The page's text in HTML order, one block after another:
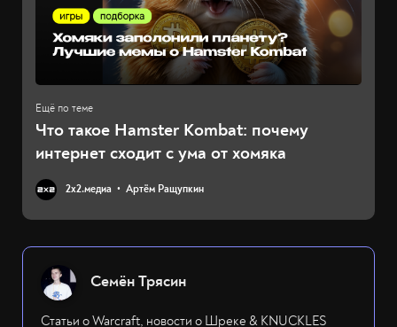
Что такое Hamster Kombat: почему
интернет сходит с ума от хомяка
2х2.медиа Артём Ращупкин
Семён Трясин
Статьи о Warcraft, новости о Шреке & KNUCKLES